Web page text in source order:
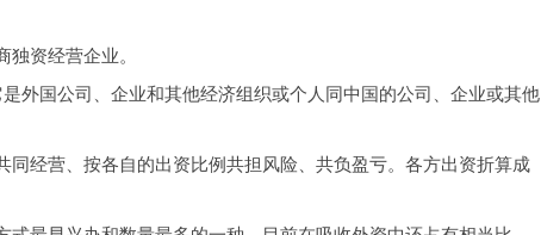
资经营企业。
外国公司、企业和其他经济组织或个人同中国的公司、企业或其他
经营、按各自的出资比例共担风险、共负盈亏。各方出资折算成